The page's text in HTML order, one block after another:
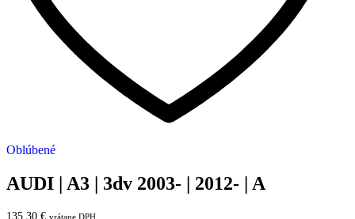
Oblúbené
AUDI | A3 | 3dv 2003- | 2012- | A
135,30 € vrátane DPH